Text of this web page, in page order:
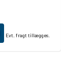
Evt. fragt tillægges.